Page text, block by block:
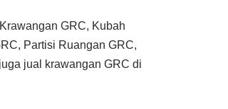
GRC, Kubah
Partisi Ruangan GRC,
jual krawangan GRC di